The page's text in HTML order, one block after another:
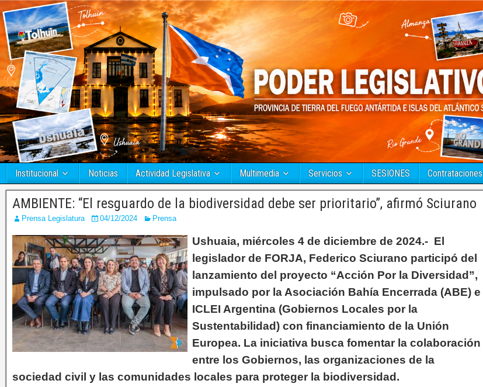
Institucional Noticias Actividad Legislativa Multimedia Servicios SESIONES Contrataciones
AMBIENTE: “El resguardo de la biodiversidad debe ser prioritario”, afirmó Sciurano
Prensa Legislatura 04/12/2024 Prensa
Ushuaia, miércoles 4 de diciembre de 2024.- El
legislador de FORJA, Federico Sciurano participó del
lanzamiento del proyecto “Acción Por la Diversidad”,
impulsado por la Asociación Bahía Encerrada (ABE) e
ICLEI Argentina (Gobiernos Locales por la
Sustentabilidad) con financiamiento de la Unión
Europea. La iniciativa busca fomentar la colaboración
entre los Gobiernos, las organizaciones de la
sociedad civil y las comunidades locales para proteger la biodiversidad.